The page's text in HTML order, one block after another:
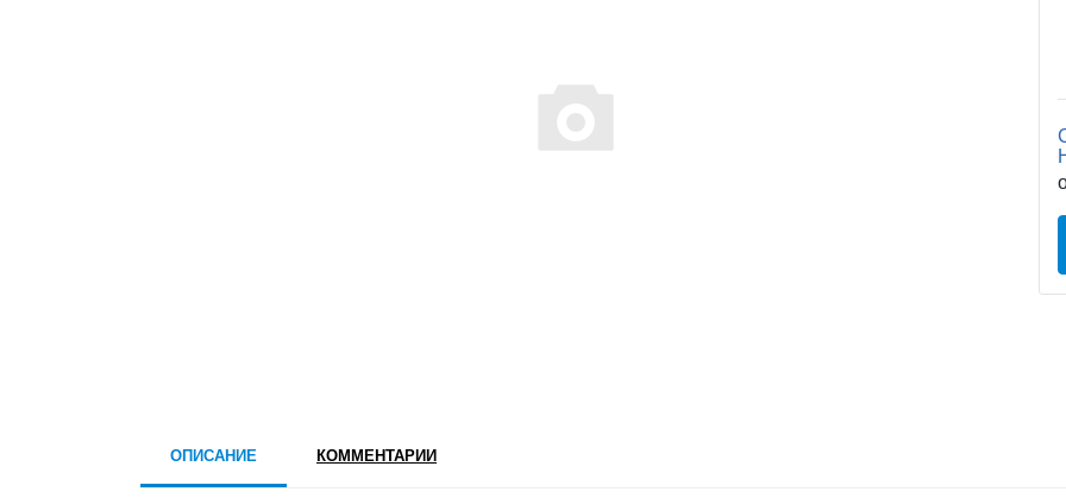
ОПИСАНИЕ КОММЕНТАРИИ